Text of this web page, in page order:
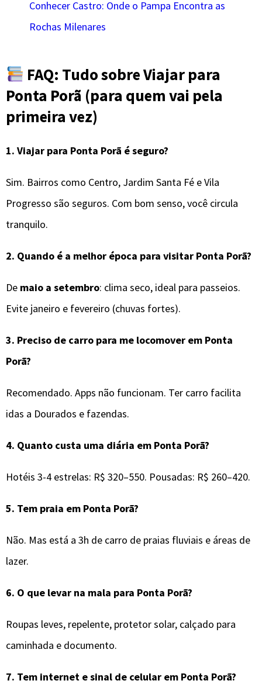
Conhecer Castro: Onde o Pampa Encontra as
Rochas Milenares
FAQ: Tudo sobre Viajar para
Ponta Porã (para quem vai pela
primeira vez)
1. Viajar para Ponta Porã é seguro?
Sim. Bairros como Centro, Jardim Santa Fé e Vila
Progresso são seguros. Com bom senso, você circula
tranquilo.
2. Quando é a melhor época para visitar Ponta Porã?
De maio a setembro: clima seco, ideal para passeios.
Evite janeiro e fevereiro (chuvas fortes).
3. Preciso de carro para me locomover em Ponta
Porã?
Recomendado. Apps não funcionam. Ter carro facilita
idas a Dourados e fazendas.
4. Quanto custa uma diária em Ponta Porã?
Hotéis 3-4 estrelas: R$ 320–550. Pousadas: R$ 260–420.
5. Tem praia em Ponta Porã?
Não. Mas está a 3h de carro de praias fluviais e áreas de
lazer.
6. O que levar na mala para Ponta Porã?
Roupas leves, repelente, protetor solar, calçado para
caminhada e documento.
7. Tem internet e sinal de celular em Ponta Porã?